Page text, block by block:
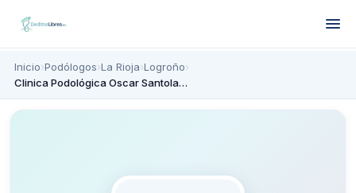
Inicio›Podólogos›La Rioja›Logroño›
Clinica Podológica Oscar Santolaya Padilla